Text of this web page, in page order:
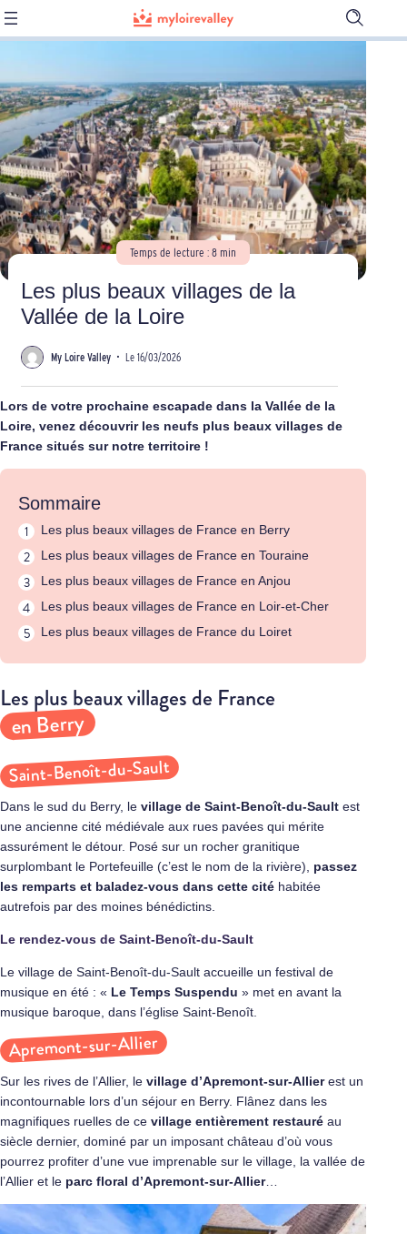
Ouvrir
la
Temps de lecture : 8 min
Les plus beaux villages de la
Vallée de la Loire
My Loire Valley • Le 16/03/2026
Lors de votre prochaine escapade dans la Vallée de la
Loire, venez découvrir les neufs plus beaux villages de
France situés sur notre territoire !
Sommaire
Les plus beaux villages de France en Berry
Les plus beaux villages de France en Touraine
Les plus beaux villages de France en Anjou
Les plus beaux villages de France en Loir-et-Cher
Les plus beaux villages de France du Loiret
Les plus beaux villages de France
en Berry
Saint-Benoît-du-Sault
Dans le sud du Berry, le village de Saint-Benoît-du-Sault est
une ancienne cité médiévale aux rues pavées qui mérite
assurément le détour. Posé sur un rocher granitique
surplombant le Portefeuille (c’est le nom de la rivière),
passez
les remparts et baladez-vous dans cette cité habitée
autrefois par des moines bénédictins.
Le rendez-vous de Saint-Benoît-du-Sault
Le village de Saint-Benoît-du-Sault accueille un festival de
musique en été : « Le Temps Suspendu » met en avant la
musique baroque, dans l’église Saint-Benoît.
Apremont-sur-Allier
Sur les rives de l’Allier, le village d’Apremont-sur-Allierest un
incontournable lors d’un séjour en Berry. Flânez dans les
magnifiques ruelles de ce village entièrement restauré au
siècle dernier, dominé par un imposant château d’où vous
pourrez profiter d’une vue imprenable sur le village, la vallée de
l’Allier et le parc floral d’Apremont-sur-Allier…